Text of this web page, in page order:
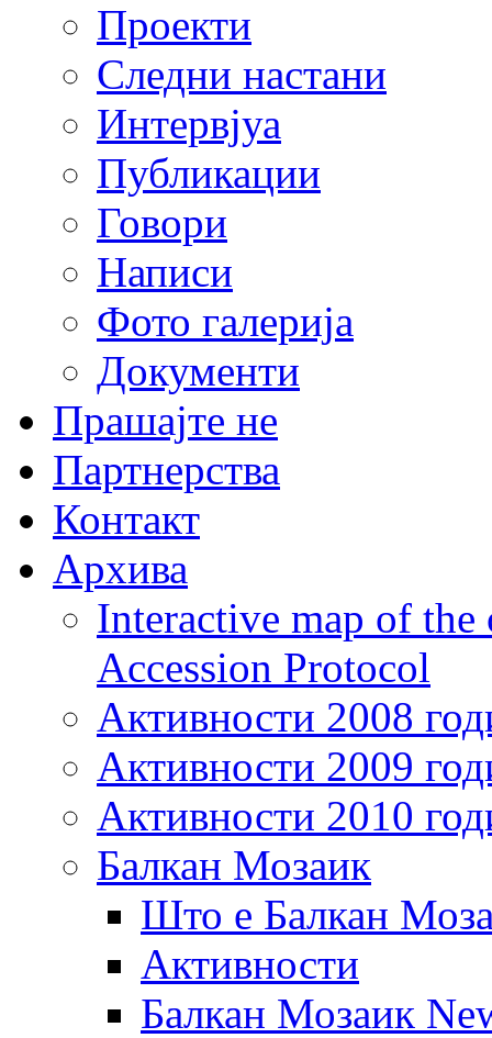
Проекти
Следни настани
Интервјуа
Публикации
Говори
Написи
Фото галерија
Документи
Прашајте не
Партнерства
Контакт
Архива
Interactive map of
Accession Protocol
Активности 2008
Активности 2009
Активности 2010
Балкан Мозаик
Што е Балкан
Активности
Балкан Мозаик